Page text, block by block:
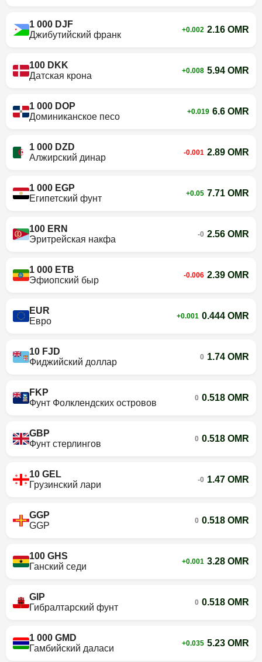
1 000 DJF
Джибутийский франк
+0.002 2.16 OMR
100 DKK
Датская крона
+0.008 5.94 OMR
1 000 DOP
Доминиканское песо
+0.019 6.6 OMR
1 000 DZD
Алжирский динар
-0.001 2.89 OMR
1 000 EGP
Египетский фунт
+0.05 7.71 OMR
100 ERN
Эритрейская накфа
-0 2.56 OMR
1 000 ETB
Эфиопский быр
-0.006 2.39 OMR
EUR
Евро
+0.001 0.444 OMR
10 FJD
Фиджийский доллар
0 1.74 OMR
FKP
Фунт Фолклендских островов
0 0.518 OMR
GBP
Фунт стерлингов
0 0.518 OMR
10 GEL
Грузинский лари
-0 1.47 OMR
GGP
GGP
0 0.518 OMR
100 GHS
Ганский седи
+0.001 3.28 OMR
GIP
Гибралтарский фунт
0 0.518 OMR
1 000 GMD
Гамбийский даласи
+0.035 5.23 OMR